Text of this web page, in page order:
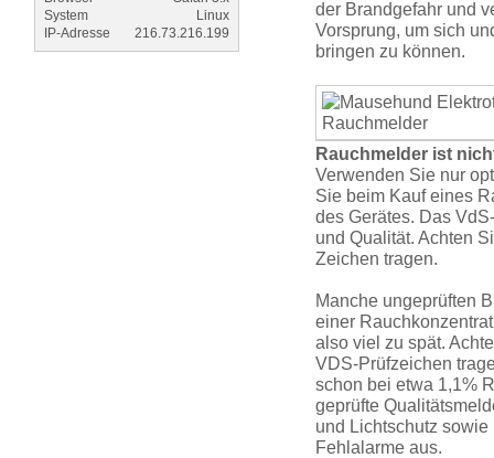
der Brandgefahr und
Vorsprung, um sich
bringen zu können.
Rauchmelder ist
Verwenden Sie nur
Sie beim Kauf eines
des Gerätes. Das
und Qualität. Achten
Zeichen tragen.
Manche ungeprüften
einer
also viel zu spät.
VDS-Prüfzeichen
schon bei etwa 1,1%
geprüfte
und Lichtschutz
Fehlalarme aus.
System
Linux
IP-Adresse
216.73.216.199